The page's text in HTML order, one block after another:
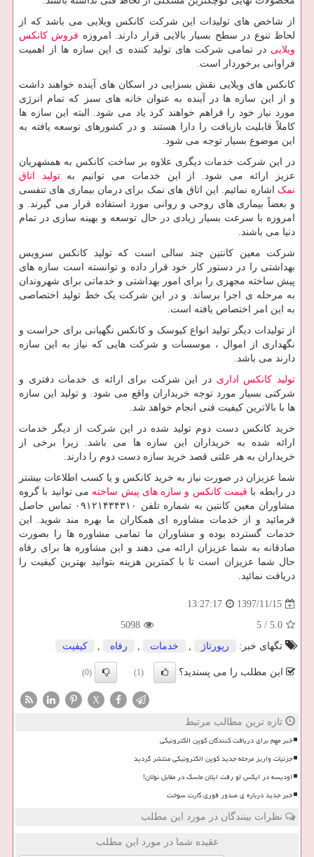
از شاخص های تولیدات این شرکت کانکس ویلایی می باشد که از
لحاظ تنوع در سطح بسیار بالایی قرار دارند. امروزه فروش کانکس
ویلایی در تمامی شرکت های تولید کننده ی این سازه ها از اهمیت
فراوانی برخوردار است.
کانکس های ویلایی نقش بسزایی در اسکان های آینده خواهند داشت
و از این سازه ها در آینده به عنوان خانه های سبز که تمام انرژی
مورد نیاز خود را فراهم خواهند کرد یاد می شود. البته این سازه ها
کاملاً قابلیت بازیافت را دارا هستند. و در کشورهای توسعه یافته به
این موضوع بسیار توجه می شود.
در این شرکت خدمات دیگری علاوه بر ساخت کانکس به همشهریان
عزیز ارائه می شود. از این خدمات می توانیم بهتولید اتاق
نمک اشاره نمائیم. این اتاق های نمک برای درمان بیماری های تنفسی
و بعضاً بیماری های روحی و روانی مورد استفاده قرار می گیرند. و
امروزه با سرعت بسیار زیادی در حال توسعه و بهینه سازی در تمام
دنیا می باشند.
شرکت معین کانتین چند سالی است که تولید کانکس سرویس
بهداشتی را در دستور کار خود قرار داده و توانسته است سازه های
پیش ساخته مجهزی را برای امور بهداشتی و خدماتی برای شهروندان
به مرحله ی اجرا برساند. و در این شرکت یک خط تولید اختصاصی
به این امر اختصاص یافته است.
از تولیدات دیگر تولید انواع کیوسک و کانکس نگهبانی برای حراست و
نگهداری از اموال ، موسسات و شرکت هایی که نیاز به این سازه
دارند می باشد.
تولید کانکس اداری در این شرکت برای ارائه ی خدمات دفتری و
شرکتی بسیار مورد توجه خریداران واقع می شود. و تولید این سازه
ها با بالاترین کیفیت فنی انجام خواهد شد.
خرید کانکس دست دوم تولید شده در این شرکت از دیگر خدمات
ارائه شده به خریداران این سازه ها می باشد. زیرا برخی از
خریداران به هر علتی قصد خرید سازه دست دوم را دارند.
شما عزیزان در صورت نیاز به خرید کانکس و یا کسب اطلاعات بیشتر
در رابطه با قیمت کانکس و سازه های پیش ساخته می توانید با گروه
مشاوران معین کانتین به شماره تلفن ۰۹۱۲۱۴۳۴۳۱۰ تماس حاصل
فرمائید و از خدمات مشاوره ای همکاران ما بهره مند شوید. این
خدمات گسترده بوده و مشاوران ما تمامی مشاوره ها را بصورت
صادقانه به شما عزیزان ارائه می دهند و این مشاوره ها برای رفاه
حال شما عزیزان است تا با کمترین هزینه بتوانید بهترین کیفیت را
دریافت نمائید.
1397/11/15
13:27:17
5.0
/
5
5098
تگهای خبر:
رپورتاژ , خدمات , رفاه , كیفیت
این مطلب را می پسندید؟ (1)
(0)
X
تازه ترین مطالب مرتبط
خبر مهم برای دریافت کنندگان کوپن الکترونیکی
جزئیات واریز مرحله جدید کوپن الکترونیکی منتشر گردید
اودیسه در ایکس لو رفت ایلان ماسک در مقابل نولان!
خبر جدید درباره ی صدور فوری کارت سوخت
نظرات بینندگان در مورد این مطلب
عقیده شما در مورد این مطلب